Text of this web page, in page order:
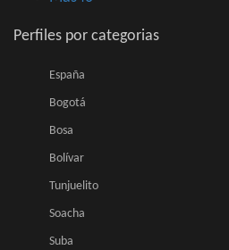
Perfiles por categorias
España
Bogotá
Bosa
Bolívar
Tunjuelito
Soacha
Suba